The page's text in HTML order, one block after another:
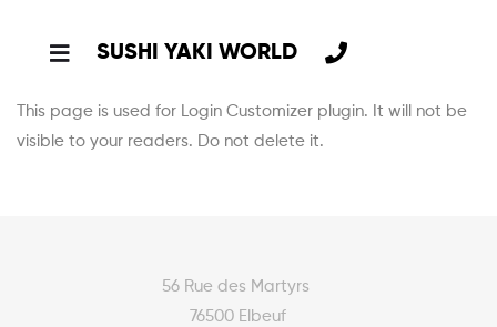
SUSHI YAKI WORLD
This page is used for Login Customizer plugin. It will not be
visible to your readers. Do not delete it.
56 Rue des Martyrs
76500 Elbeuf